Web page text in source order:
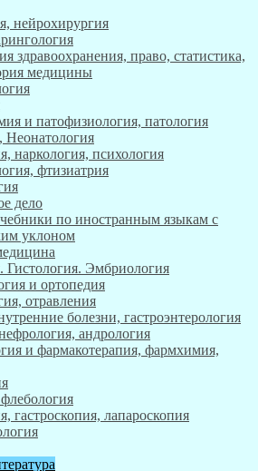
нейрохирургия
здравоохранения, право, статистика,
медицины
и патофизиология, патология
Неонатология
наркология, психология
фтизиатрия
дело
по иностранным языкам с
уклоном
Гистология. Эмбриология
и ортопедия
отравления
болезни, гастроэнтерология
андрология
и фармакотерапия, фармхимия,
гастроскопия, лапароскопия